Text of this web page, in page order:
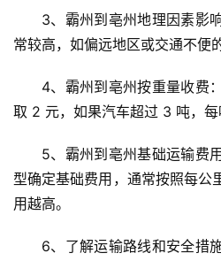
3、霸州到亳州地理因素影
常较高，如偏远地区或交通不便
4、霸州到亳州按重量收费
取 2 元，如果汽车超过 3 吨，每
5、霸州到亳州基础运输费
型确定基础费用，通常按照每公
用越高。
6、了解运输路线和安全措